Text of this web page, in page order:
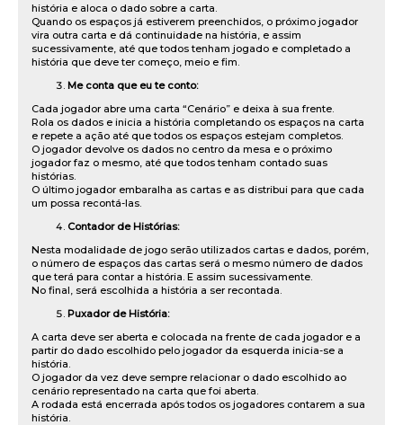
história e aloca o dado sobre a carta.
Quando os espaços já estiverem preenchidos, o próximo jogador
vira outra carta e dá continuidade na história, e assim
sucessivamente, até que todos tenham jogado e completado a
história que deve ter começo, meio e fim.
Me conta que eu te conto:
Cada jogador abre uma carta “Cenário” e deixa à sua frente.
Rola os dados e inicia a história completando os espaços na carta
e repete a ação até que todos os espaços estejam completos.
O jogador devolve os dados no centro da mesa e o próximo
jogador faz o mesmo, até que todos tenham contado suas
histórias.
O último jogador embaralha as cartas e as distribui para que cada
um possa recontá-las.
Contador de Histórias:
Nesta modalidade de jogo serão utilizados cartas e dados, porém,
o número de espaços das cartas será o mesmo número de dados
que terá para contar a história. E assim sucessivamente.
No final, será escolhida a história a ser recontada.
Puxador de História:
A carta deve ser aberta e colocada na frente de cada jogador e a
partir do dado escolhido pelo jogador da esquerda inicia-se a
história.
O jogador da vez deve sempre relacionar o dado escolhido ao
cenário representado na carta que foi aberta.
A rodada está encerrada após todos os jogadores contarem a sua
história.